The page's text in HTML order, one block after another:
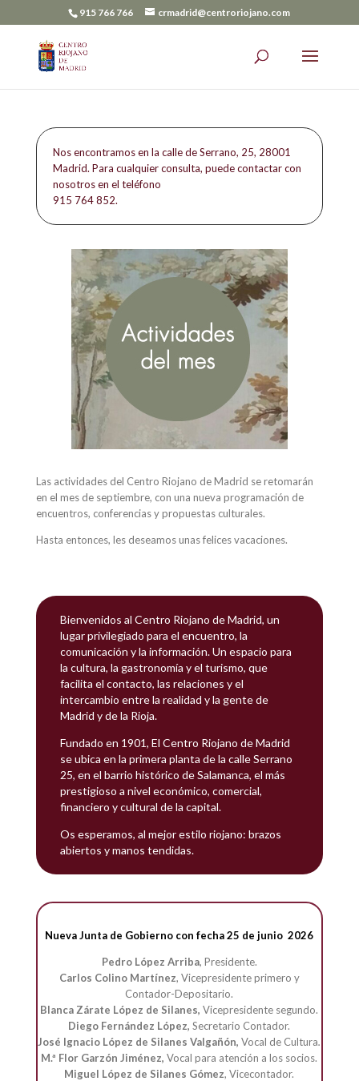
915 766 766 crmadrid@centroriojano.com
Nos encontramos en la calle de Serrano, 25, 28001
Madrid. Para cualquier consulta, puede contactar con
nosotros en el teléfono
915 764 852.
Las actividades del Centro Riojano de Madrid se retomarán
en el mes de septiembre, con una nueva programación de
encuentros, conferencias y propuestas culturales.
Hasta entonces, les deseamos unas felices vacaciones.
Bienvenidos al Centro Riojano de Madrid, un
lugar privilegiado para el encuentro, la
comunicación y la información. Un espacio para
la cultura, la gastronomía y el turismo, que
facilita el contacto, las relaciones y el
intercambio entre la realidad y la gente de
Madrid y de la Rioja.
Fundado en 1901, El Centro Riojano de Madrid
se ubica en la primera planta de la calle Serrano
25, en el barrio histórico de Salamanca, el más
prestigioso a nivel económico, comercial,
financiero y cultural de la capital.
Os esperamos, al mejor estilo riojano: brazos
abiertos y manos tendidas.
NuevaJunta de Gobierno con fecha 25 de junio 2026
Pedro López Arriba, Presidente.
Carlos Colino Martínez, Vicepresidente primero y
Contador-Depositario.
Blanca Zárate López de Silanes, Vicepresidente segundo.
Diego Fernández López,Secretario Contador.
José Ignacio López de Silanes Valgañón,Vocal de Cultura.
M.ª Flor Garzón Jiménez,Vocal para atención a los socios.
Miguel López de Silanes Gómez, Vicecontador.